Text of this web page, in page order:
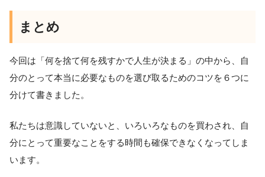
まとめ
今回は「何を捨て何を残すかで人生が決まる」の中から、自
分のとって本当に必要なものを選び取るためのコツを６つに
分けて書きました。
私たちは意識していないと、いろいろなものを買わされ、自
分にとって重要なことをする時間も確保できなくなってしま
います。